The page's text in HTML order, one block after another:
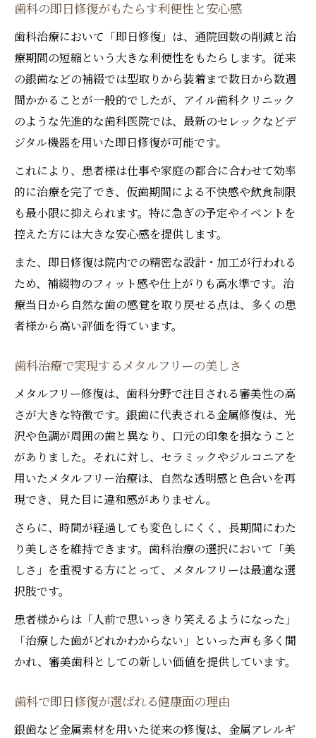
歯科の即日修復がもたらす利便性と安心感
歯科治療において「即日修復」は、通院回数の削減と治
療期間の短縮という大きな利便性をもたらします。従来
の銀歯などの補綴では型取りから装着まで数日から数週
間かかることが一般的でしたが、アイル歯科クリニック
のような先進的な歯科医院では、最新のセレックなどデ
ジタル機器を用いた即日修復が可能です。
これにより、患者様は仕事や家庭の都合に合わせて効率
的に治療を完了でき、仮歯期間による不快感や飲食制限
も最小限に抑えられます。特に急ぎの予定やイベントを
控えた方には大きな安心感を提供します。
また、即日修復は院内での精密な設計・加工が行われる
ため、補綴物のフィット感や仕上がりも高水準です。治
療当日から自然な歯の感覚を取り戻せる点は、多くの患
者様から高い評価を得ています。
歯科治療で実現するメタルフリーの美しさ
メタルフリー修復は、歯科分野で注目される審美性の高
さが大きな特徴です。銀歯に代表される金属修復は、光
沢や色調が周囲の歯と異なり、口元の印象を損なうこと
がありました。それに対し、セラミックやジルコニアを
用いたメタルフリー治療は、自然な透明感と色合いを再
現でき、見た目に違和感がありません。
さらに、時間が経過しても変色しにくく、長期間にわた
り美しさを維持できます。歯科治療の選択において「美
しさ」を重視する方にとって、メタルフリーは最適な選
択肢です。
患者様からは「人前で思いっきり笑えるようになった」
「治療した歯がどれかわからない」といった声も多く聞
かれ、審美歯科としての新しい価値を提供しています。
歯科で即日修復が選ばれる健康面の理由
銀歯など金属素材を用いた従来の修復は、金属アレルギ